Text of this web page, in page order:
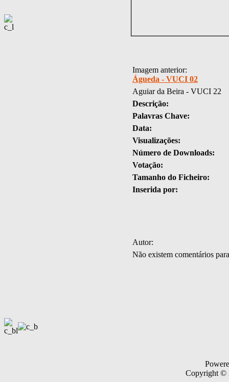
Imagem anterior:
Águeda - VUCI 02
Aguiar da Beira - VUCI 22
Descrição:
Palavras Chave:
Data:
Visualizações:
Número de Downloads:
Votação:
Tamanho do Ficheiro:
Inserida por:
Autor:
Não existem comentários
Copyright ©